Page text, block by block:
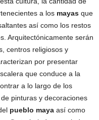
a los mayas que
así como los restos
Arquitectónicamente serán
centros religiosos y
por presentar
que conduce a la
a lo largo de los
pinturas y decoraciones
pueblo maya así como